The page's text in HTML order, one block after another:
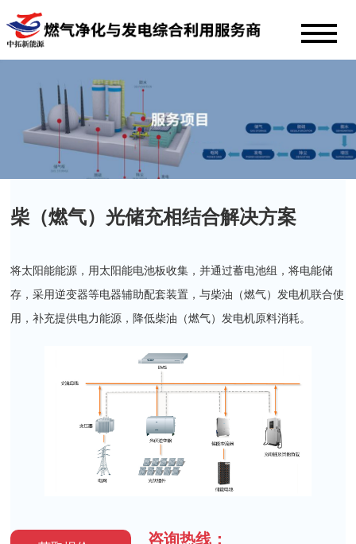
柴（燃气）光储充相结合解决方案
将太阳能能源，用太阳能电池板收集，并通过蓄电池组，将电能储
存，采用逆变器等电器辅助配套装置，与柴油（燃气）发电机联合使
用，补充提供电力能源，降低柴油（燃气）发电机原料消耗。
咨询热线：